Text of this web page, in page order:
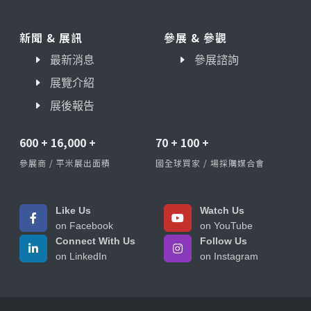
新聞 & 展訊
最新消息
展覽介紹
展後報告
參展 & 參觀
參展諮詢
600 + 16,000 +
參展商 / 平米展出面積
70 + 100 +
國全球買家 / 場採購媒合會
Like Us
on Facebook
Watch Us
on YouTube
Connect With Us
on LinkedIn
Follow Us
on Instagram